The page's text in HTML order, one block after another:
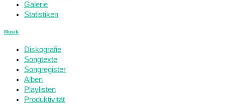
Galerie
Statistiken
Musik
Diskografie
Songtexte
Songregister
Alben
Playlisten
Produktivität